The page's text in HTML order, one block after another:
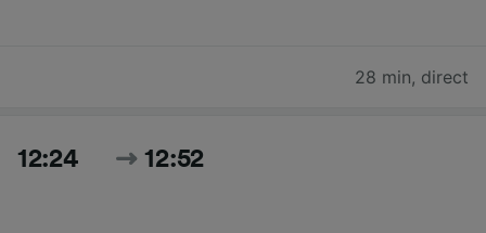
28 min, direct
12:24 12:52